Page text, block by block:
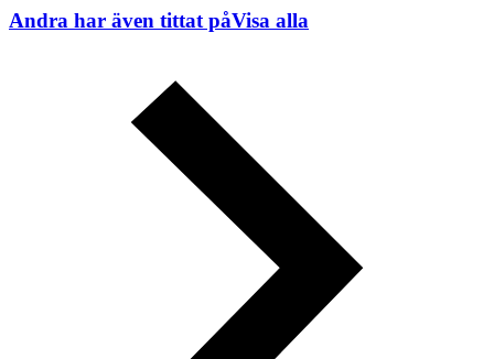
Andra har även tittat påVisa alla